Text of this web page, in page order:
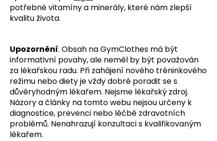
potřebné vitamíny a minerály, které nám zlepší
kvalitu života.
Upozornění: Obsah na GymClothes má být
informativní povahy, ale neměl by být považován
za lékařskou radu. Při zahájení nového tréninkového
režimu nebo diety je vždy dobré poradit se s
důvěryhodným lékařem. Nejsme lékařský zdroj.
Názory a články na tomto webu nejsou určeny k
diagnostice, prevenci nebo léčbě zdravotních
problémů. Nenahrazují konzultaci s kvalifikovaným
lékařem.